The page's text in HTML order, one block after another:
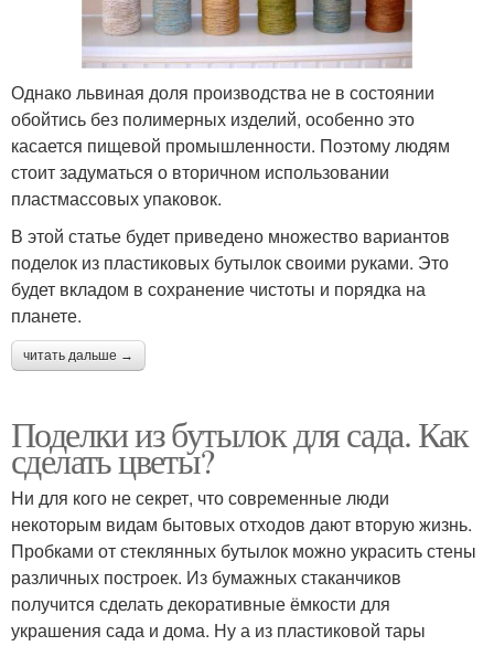
Однако львиная доля производства не в состоянии
обойтись без полимерных изделий, особенно это
касается пищевой промышленности. Поэтому людям
стоит задуматься о вторичном использовании
пластмассовых упаковок.
В этой статье будет приведено множество вариантов
поделок из пластиковых бутылок своими руками. Это
будет вкладом в сохранение чистоты и порядка на
планете.
читать дальше →
Поделки из бутылок для сада. Как
сделать цветы?
Ни для кого не секрет, что современные люди
некоторым видам бытовых отходов дают вторую жизнь.
Пробками от стеклянных бутылок можно украсить стены
различных построек. Из бумажных стаканчиков
получится сделать декоративные ёмкости для
украшения сада и дома. Ну а из пластиковой тары